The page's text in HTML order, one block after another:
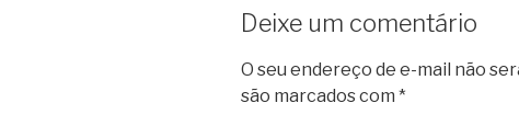
Deixe um comentário
O seu endereço de e-mail não
são marcados com *